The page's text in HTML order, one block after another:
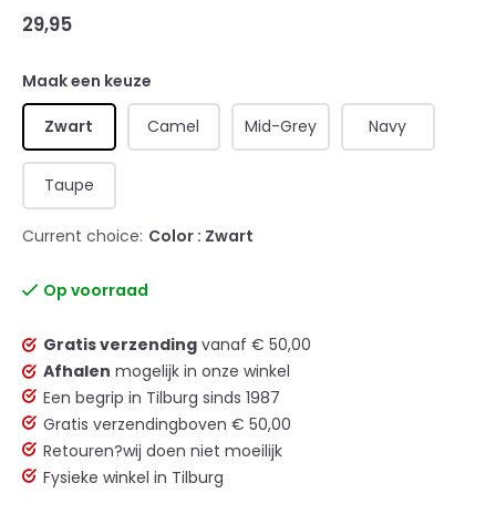
29,95
Maak een keuze
Zwart Camel Mid-Grey Navy
Taupe
Current choice: Color : Zwart
Op voorraad
Gratis verzending vanaf € 50,00
Afhalen mogelijk in onze winkel
Een begrip in Tilburg sinds 1987
Gratis verzendingboven € 50,00
Retouren?wij doen niet moeilijk
Fysieke winkel in Tilburg